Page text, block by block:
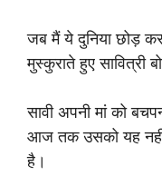
जब मैं ये दुनिया छोड़
मुस्कुराते हुए सावित्री
सावी अपनी मां को
आज तक उसको यह नहीं
है।